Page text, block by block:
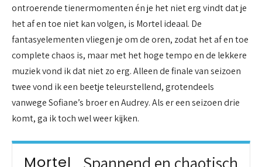
ontroerende tienermomenten én je het niet erg vindt dat je
het af en toe niet kan volgen, is Mortel ideaal. De
fantasyelementen vliegen je om de oren, zodat het af en toe
complete chaos is, maar met het hoge tempo en de lekkere
muziek vond ik dat niet zo erg. Alleen de finale van seizoen
twee vond ik een beetje teleurstellend, grotendeels
vanwege Sofiane’s broer en Audrey. Als er een seizoen drie
komt, ga ik toch wel weer kijken.
Mortel